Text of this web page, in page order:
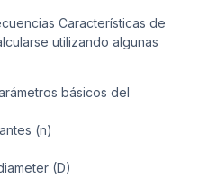
Características de
utilizando algunas
básicos del
(n)
(D)